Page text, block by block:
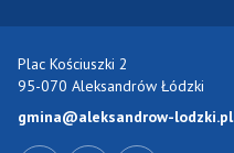
Plac Kościuszki 2
95-070 Aleksandrów Łódzki
gmina@aleksandrow-lodzki.pl